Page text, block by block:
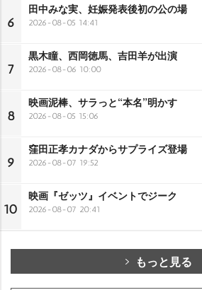
6
田中みな実、妊娠発表後初の公の場
2026-08-05 14:41
7
黒木瞳、西岡徳馬、吉田羊が出演
2026-08-06 10:00
8
映画泥棒、サラっと“本名”明かす
2026-08-05 15:06
9
窪田正孝カナダからサプライズ登場
2026-08-07 19:52
10
映画『ゼッツ』イベントでジーク
2026-08-07 20:41
もっと見る